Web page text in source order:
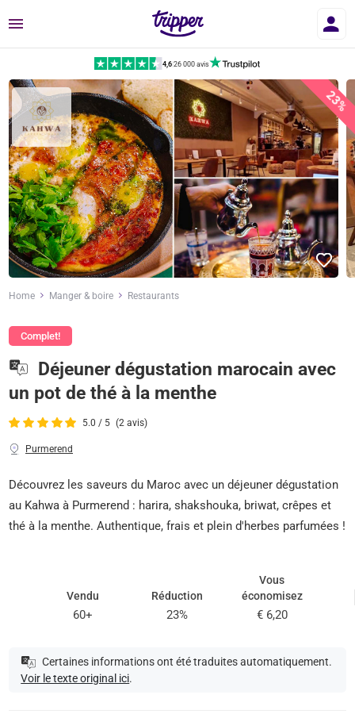
Menu
4,6|26 000 avis
23%
Home Manger & boire Restaurants
Complet!
Déjeuner dégustation marocain avec
un pot de thé à la menthe
5.0 / 5 (2 avis)
Purmerend
Découvrez les saveurs du Maroc avec un déjeuner dégustation
au Kahwa à Purmerend : harira, shakshouka, briwat, crêpes et
thé à la menthe. Authentique, frais et plein d'herbes parfumées !
Vendu
60+
Réduction
23%
Vous
économisez
€ 6,20
Certaines informations ont été traduites automatiquement.
Voir le texte original ici.